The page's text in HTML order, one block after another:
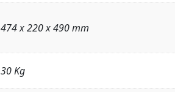
474 x 220 x 490 mm
30 Kg